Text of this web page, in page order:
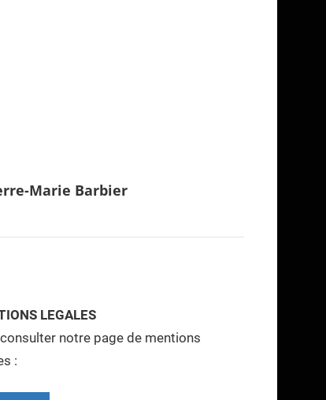
Marie Barbier
LEGALES
notre page de mentions
: